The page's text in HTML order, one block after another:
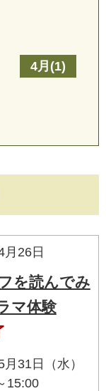
月26日
を読んでみ
マ体験
31日（水）
15:00
4月(1)